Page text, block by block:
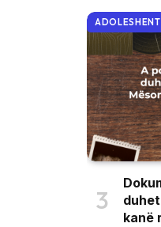
ADOLESHENT
kanë